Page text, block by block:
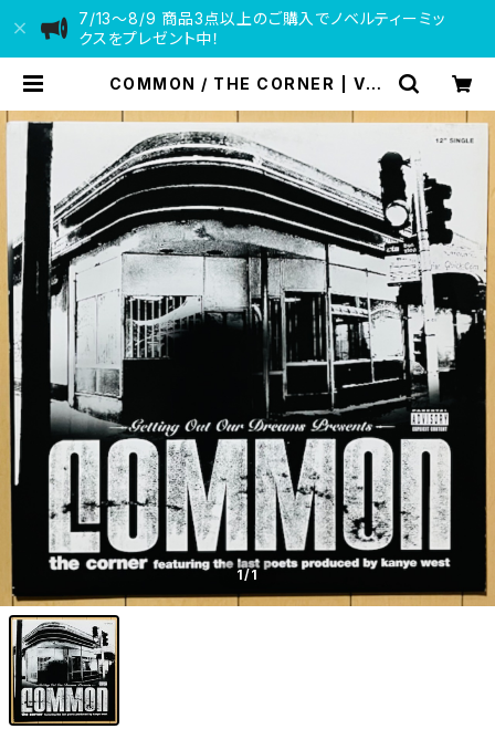
7/13〜8/9 商品3点以上のご購入でノベルティーミッ
クスをプレゼント中！
COMMON / THE CORNER | VIN
1/1